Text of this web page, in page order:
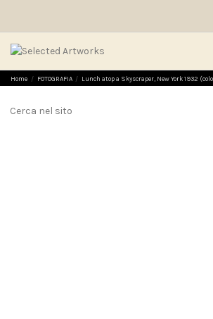
Home FOTOGRAFIA Lunch atop a Skyscraper, New York 1932